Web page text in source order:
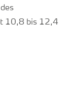
10,8 bis 12,4